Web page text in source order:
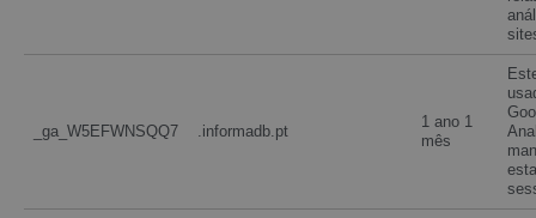
_ga_W5EFWNSQQ7 .informadb.pt
1 ano 1
mês